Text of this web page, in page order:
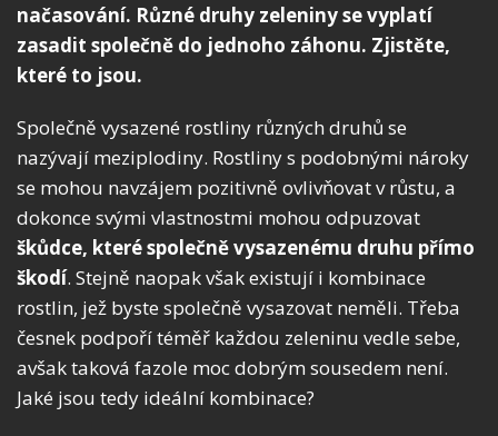
načasování. Různé druhy zeleniny se vyplatí
zasadit společně do jednoho záhonu. Zjistěte,
které to jsou.
Společně vysazené rostliny různých druhů se
nazývají meziplodiny. Rostliny s podobnými nároky
se mohou navzájem pozitivně ovlivňovat v růstu, a
dokonce svými vlastnostmi mohou odpuzovat
škůdce, které společně vysazenému druhu přímo
škodí. Stejně naopak však existují i kombinace
rostlin, jež byste společně vysazovat neměli. Třeba
česnek podpoří téměř každou zeleninu vedle sebe,
avšak taková fazole moc dobrým sousedem není.
Jaké jsou tedy ideální kombinace?